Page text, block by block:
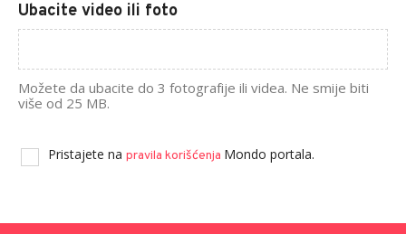
Ubacite video ili foto
Možete da ubacite do 3 fotografije ili videa. Ne smije biti
više od 25 MB.
Pristajete na pravila korišćenja Mondo portala.